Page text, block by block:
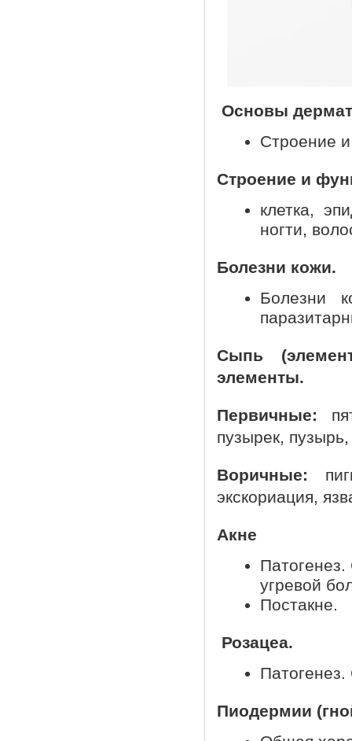
Основы
Строение
Строение и
клетка,
ногти,
Болезни кожи.
Болезни
Сыпь
элементы.
Первичные:
пузырек,
Воричные:
экскориация,
Акне
угревой
Постакне.
Розацеа.
Пиодермии